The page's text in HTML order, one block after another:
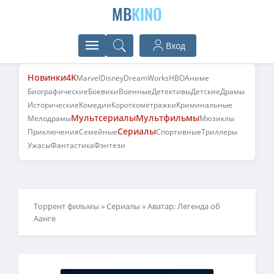
MBKINO
Вход
Новинки4KMarvelDisneyDreamWorksHBOАниме
БиографическиеБоевикиВоенныеДетективыДетскиеДрамы
ИсторическиеКомедииКороткометражкиКриминальные
МелодрамыМультсериалыМультфильмыМюзиклы
ПриключенияСемейныеСериалыСпортивныеТриллеры
УжасыФантастикаФэнтези
Торрент фильмы »Сериалы » Аватар: Легенда об
Аанге